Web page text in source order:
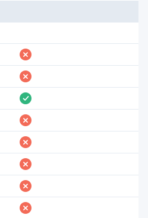
fehlt
fehlt
vorhanden
fehlt
fehlt
fehlt
fehlt
fehlt